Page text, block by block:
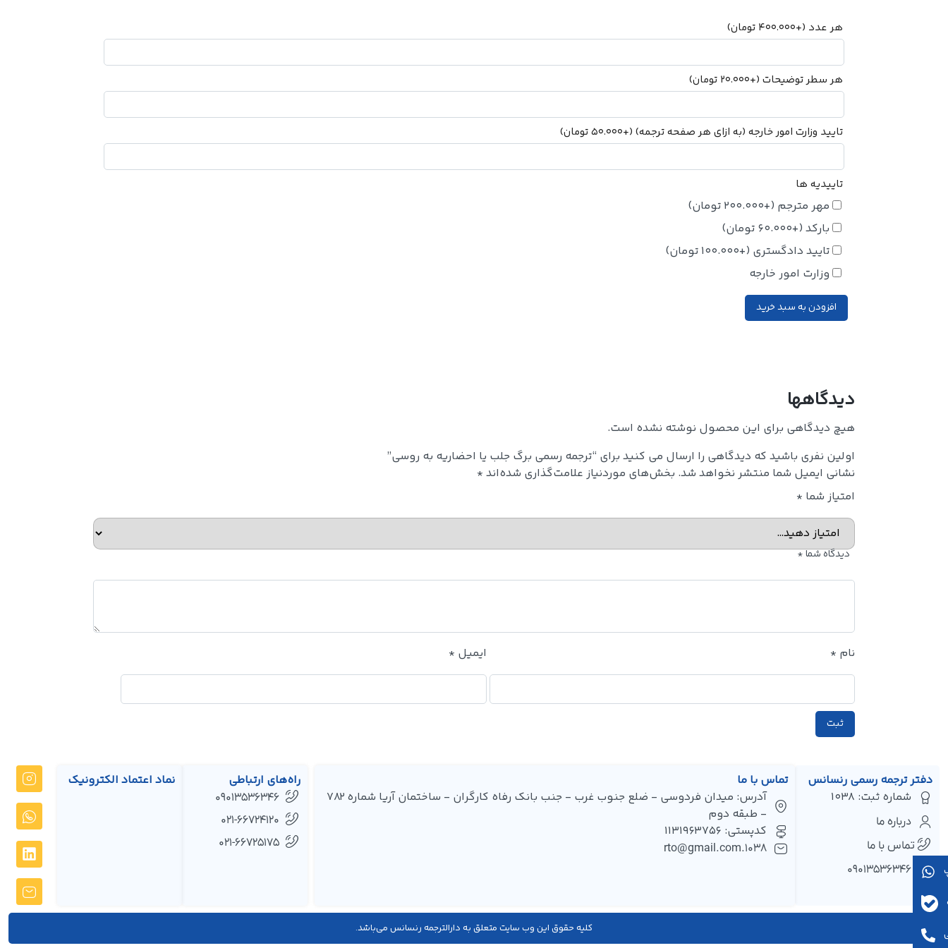
هر عدد (+
400.000 تومان)
هر سطر توضیحات (+
20.000 تومان)
تایید وزارت امور خارجه (به ازای هر صفحه ترجمه) (+
50.000تومان)
تاییدیه ها
مهر مترجم (+
200.000 تومان)
بارکد (+
60.000 تومان)
تایید دادگستری (+
100.000 تومان)
وزارت امور خارجه
افزودن به سبد خرید
دیدگاهها
هیچ دیدگاهی برای این محصول نوشته نشده است.
اولین نفری باشید که دیدگاهی را ارسال می کنید برای “ترجمه رسمی برگ جلب یا احضاریه به روسی”
نشانی ایمیل شما منتشر نخواهد شد. بخش‌های موردنیاز علامت‌گذاری شده‌اند *
امتیاز شما *
دیدگاه شما*
نام * ایمیل *
دفتر ترجمه رسمی رنسانس
شماره ثبت: 1038
درباره ما
تماس با ما
۰۹۰۱۳۵۳۶۳۴۶
تماس با ما
آدرس: میدان فردوسی - ضلع جنوب غرب - جنب بانک رفاه کارگران - ساختمان آریا شماره 782
- طبقه دوم
کدپستی: 1131963756
1038.rto@gmail.com
راه‌های ارتباطی
09013536346
021-66724120
021-66725175
نماد اعتماد الکترونیک
کليه حقوق اين وب سایت متعلق به دارالترجمه رنسانس می‌باشد.